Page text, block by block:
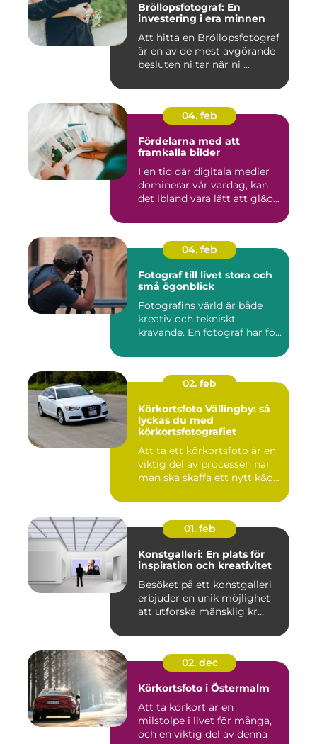
Bröllopsfotograf: En
investering i era minnen
Att hitta en Bröllopsfotograf
är en av de mest avgörande
besluten ni tar när ni ...
04. feb
Fördelarna med att
framkalla bilder
I en tid där digitala medier
dominerar vår vardag, kan
det ibland vara lätt att gl&o...
04. feb
Fotograf till livet stora och
små ögonblick
Fotografins värld är både
kreativ och tekniskt
krävande. En fotograf har fö...
02. feb
Körkortsfoto Vällingby: så
lyckas du med
körkortsfotografiet
Att ta ett körkortsfoto är en
viktig del av processen när
man ska skaffa ett nytt k&o...
01. feb
Konstgalleri: En plats för
inspiration och kreativitet
Besöket på ett konstgalleri
erbjuder en unik möjlighet
att utforska mänsklig kr...
02. dec
Körkortsfoto i Östermalm
Att ta körkort är en
milstolpe i livet för många,
och en viktig del av denna